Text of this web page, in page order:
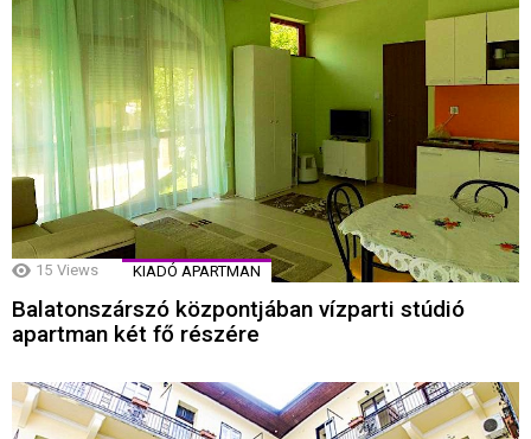
15 Views KIADÓ APARTMAN
Balatonszárszó központjában vízparti stúdió
apartman két fő részére